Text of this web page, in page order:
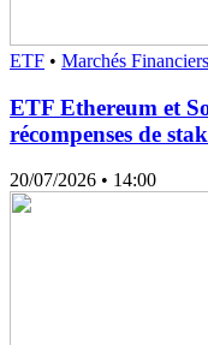
ETF • Marchés Financiers
ETF Ethereum et
récompenses de
20/07/2026 • 14:00